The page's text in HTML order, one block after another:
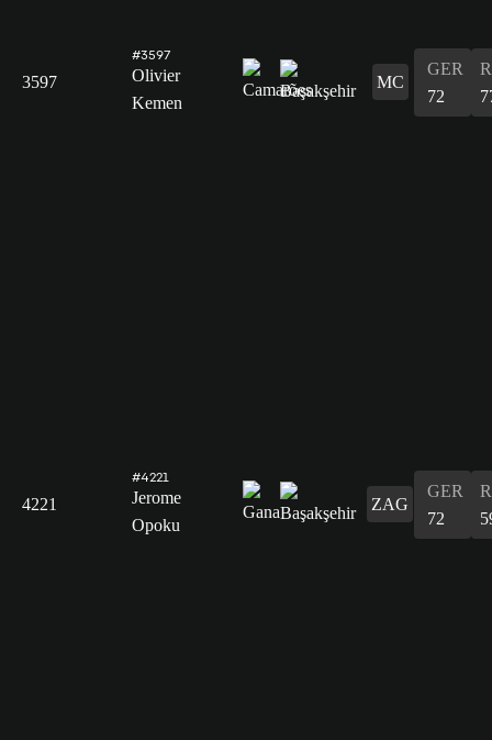
3597
#3597
Olivier
Kemen
MC
GER
72
4221
#4221
Jerome
Opoku
ZAG
GER
72